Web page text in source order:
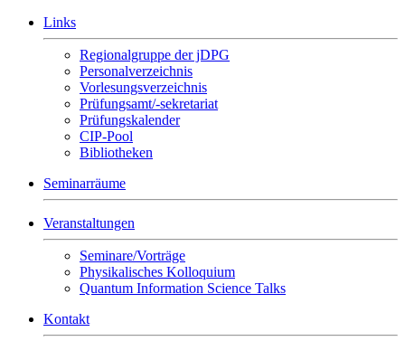
Links
Regionalgruppe der jDPG
Personalverzeichnis
Vorlesungsverzeichnis
Prüfungsamt/-sekretariat
Prüfungskalender
CIP-Pool
Bibliotheken
Seminarräume
Veranstaltungen
Seminare/Vorträge
Physikalisches Kolloquium
Quantum Information Science Talks
Kontakt